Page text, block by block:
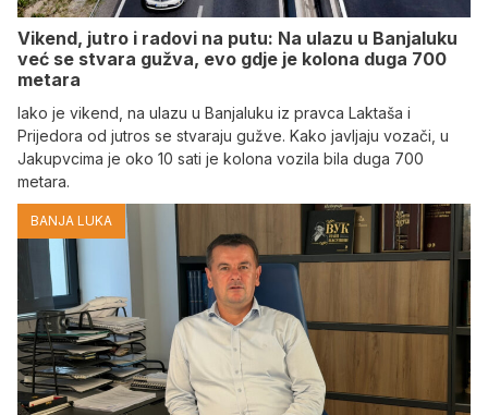
Vikend, jutro i radovi na putu: Na ulazu u Banjaluku
već se stvara gužva, evo gdje je kolona duga 700
metara
Iako je vikend, na ulazu u Banjaluku iz pravca Laktaša i
Prijedora od jutros se stvaraju gužve. Kako javljaju vozači, u
Jakupvcima je oko 10 sati je kolona vozila bila duga 700
metara.
BANJA LUKA